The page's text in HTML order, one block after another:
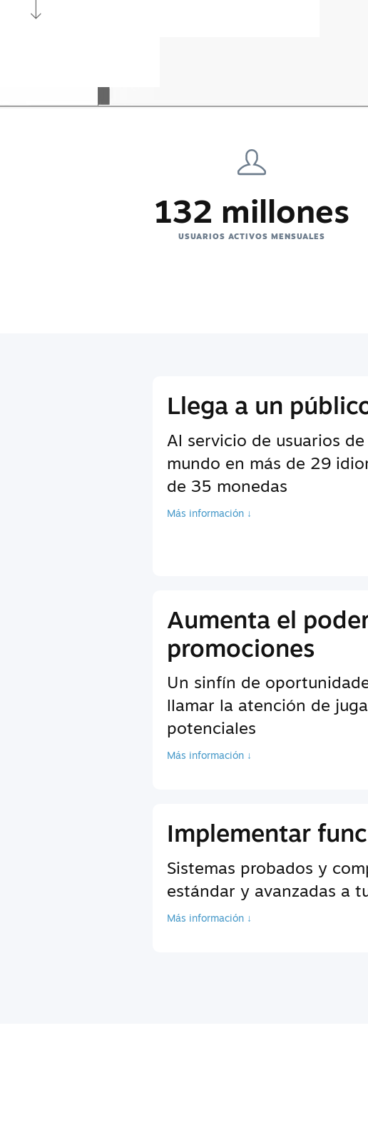
132 millones
USUARIOS ACTIVOS MENSUALES
Llega a un
Al servicio de usuarios
mundo en más de 29
de 35 monedas
Más información ↓
Aumenta el
promociones
Un sinfín de
llamar la atención de
potenciales
Más información ↓
Implementar
Sistemas probados y
estándar y avanzadas a
Más información ↓